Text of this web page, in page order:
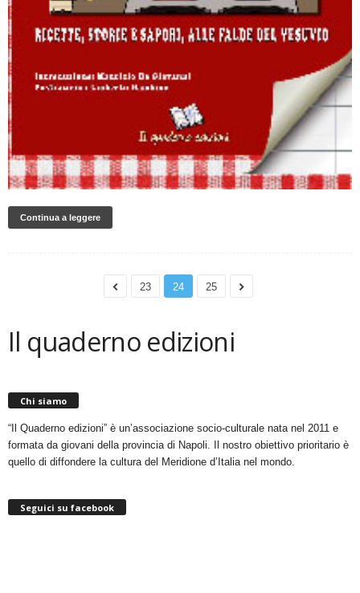
Continua a leggere
23 24 25
Il quaderno edizioni
Chi siamo
“Il Quaderno edizioni” è un’associazione socio-culturale nata nel 2011 e
formata da giovani della provincia di Napoli. Il nostro obiettivo prioritario è
quello di diffondere la cultura del Meridione d’Italia nel mondo.
Seguici su facebook